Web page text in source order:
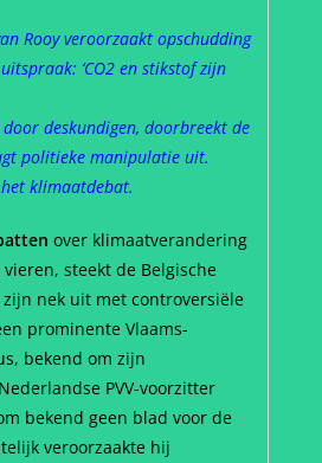
Rooy veroorzaakt opschudding
‘CO2 en stikstof zijn
deskundigen, doorbreekt de
politieke manipulatie uit.
klimaatdebat.
over klimaatverandering
steekt de Belgische
zijn nek uit met controversiële
prominente Vlaams-
bekend om zijn
PVV-voorzitter
bekend geen blad voor de
veroorzaakte hij